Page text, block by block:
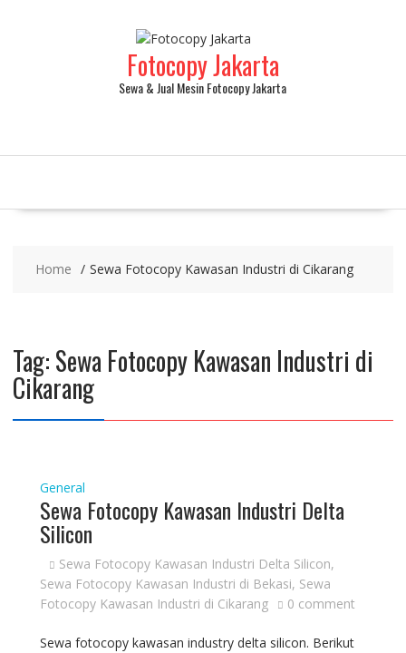
Fotocopy Jakarta
Sewa & Jual Mesin Fotocopy Jakarta
Home Sewa Fotocopy Kawasan Industri di Cikarang
Tag:Sewa Fotocopy Kawasan Industri di
Cikarang
General
Sewa Fotocopy Kawasan Industri Delta
Silicon
Sewa Fotocopy Kawasan Industri Delta Silicon,
Sewa Fotocopy Kawasan Industri di Bekasi, Sewa
Fotocopy Kawasan Industri di Cikarang
0 comment
Sewa fotocopy kawasan industry delta silicon. Berikut